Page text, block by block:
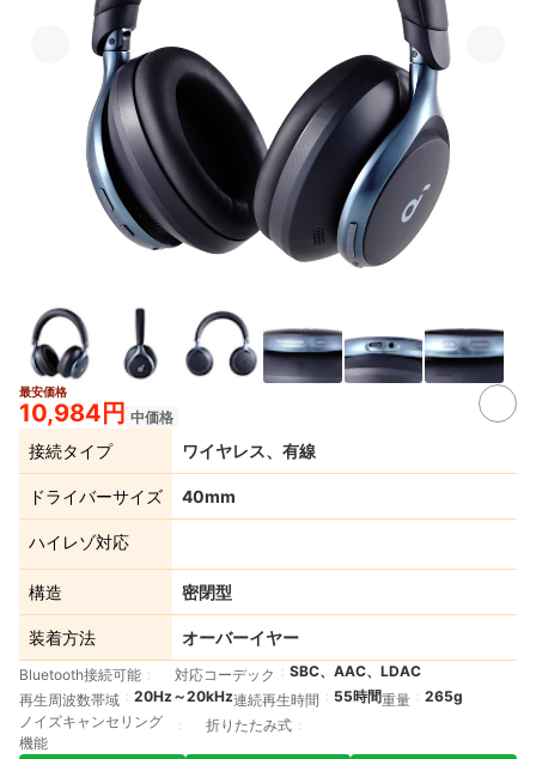
最安価格
10,984円 中価格
接続タイプ ワイヤレス、有線
ドライバーサイズ 40mm
ハイレゾ対応
構造 密閉型
装着方法 オーバーイヤー
Bluetooth接続可能 対応コーデック
SBC、AAC、LDAC
再生周波数帯域
20Hz～20kHz連続再生時間 55時間重量
265g
ノイズキャンセリング
機能
折りたたみ式